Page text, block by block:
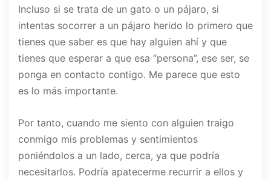
Incluso si se trata de un gato o un pájaro, si
intentas socorrer a un pájaro herido lo primero que
tienes que saber es que hay alguien ahí y que
tienes que esperar a que esa “persona”, ese ser, se
ponga en contacto contigo. Me parece que esto
es lo más importante.
Por tanto, cuando me siento con alguien traigo
conmigo mis problemas y sentimientos
poniéndolos a un lado, cerca, ya que podría
necesitarlos. Podría apatecerme recurrir a ellos y